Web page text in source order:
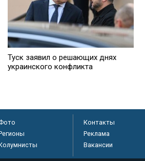
Туск заявил о решающих днях
украинского конфликта
Контакты
Реклама
Вакансии